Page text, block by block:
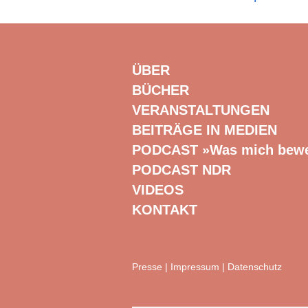
ÜBER
BÜCHER
VERANSTALTUNGEN
BEITRÄGE IN MEDIEN
PODCAST »Was mich
PODCAST NDR
VIDEOS
KONTAKT
Presse Impressum Datenschutz